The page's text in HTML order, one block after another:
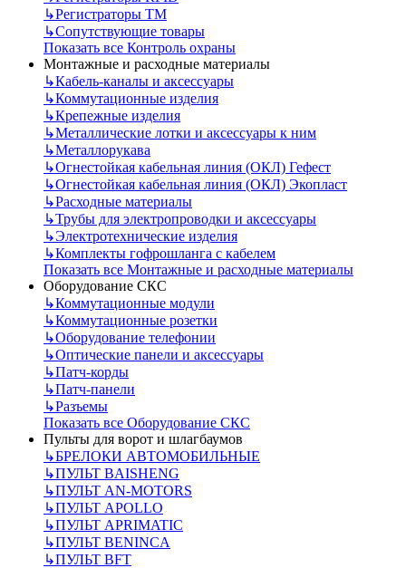
↳Регистраторы ТМ
↳Сопутствующие товары
Показать все Контроль охраны
Монтажные и расходные материалы
↳Кабель-каналы и аксессуары
↳Коммутационные изделия
↳Крепежные изделия
↳Металлические лотки и аксессуары к ним
↳Металлорукава
↳Огнестойкая кабельная линия (ОКЛ) Гефест
↳Огнестойкая кабельная линия (ОКЛ) Экопласт
↳Расходные материалы
↳Трубы для электропроводки и аксессуары
↳Электротехнические изделия
↳Комплекты гофрошланга с кабелем
Показать все Монтажные и расходные материалы
Оборудование СКС
↳Коммутационные модули
↳Коммутационные розетки
↳Оборудование телефонии
↳Оптические панели и аксессуары
↳Патч-корды
↳Патч-панели
↳Разъемы
Показать все Оборудование СКС
Пульты для ворот и шлагбаумов
↳БРЕЛОКИ АВТОМОБИЛЬНЫЕ
↳ПУЛЬТ BAISHENG
↳ПУЛЬТ AN-MOTORS
↳ПУЛЬТ APOLLO
↳ПУЛЬТ APRIMATIC
↳ПУЛЬТ BENINCA
↳ПУЛЬТ BFT